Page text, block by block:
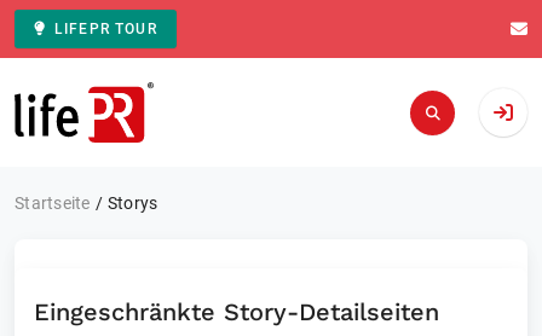
LIFEPR TOUR
Zur Startseite
Startseite Storys
Eingeschränkte Story-Detailseiten